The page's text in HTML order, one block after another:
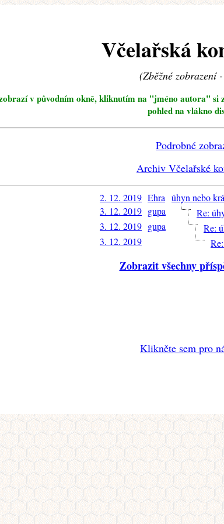
Včelařská
(Zběžné zobrazení
v původním okně, kliknutím na "jméno autora"
pohled na vlákno
Podrobné
Archiv Včelařské
2. 12. 2019 Ehra úhyn nebo
3. 12. 2019 gupa
Re:
3. 12. 2019 gupa
Re:
3. 12. 2019
Zobrazit všechny
Klikněte sem pro